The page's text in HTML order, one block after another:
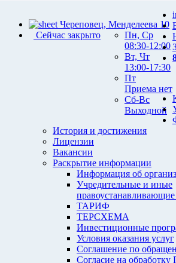
Череповец, Менделеева 10
Сейчас закрыто
Пн, Ср
08:30-12:00
Вт, Чт
13:00-17:30
Пт
Приема нет
Сб-Вс
Выходной
История и достижения
Лицензии
Вакансии
Раскрытие информации
Информация об
Учредительные и иные
ТАРИФ
ТЕРСХЕМА
Инвестиционные
Условия оказания услуг
Соглашение по
Согласие на